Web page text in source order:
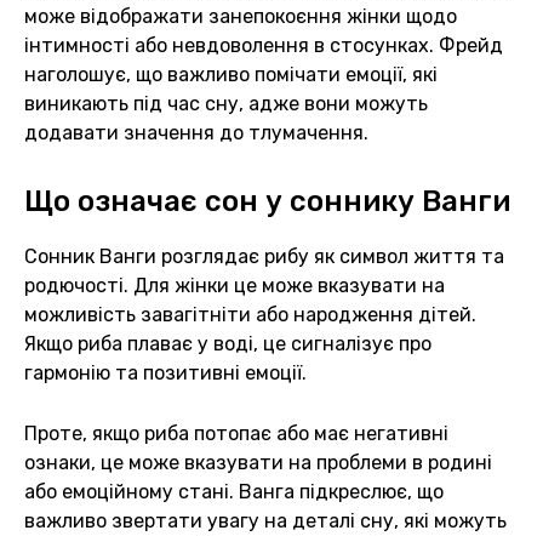
може відображати занепокоєння жінки щодо
інтимності або невдоволення в стосунках. Фрейд
наголошує, що важливо помічати емоції, які
виникають під час сну, адже вони можуть
додавати значення до тлумачення.
Що означає сон у соннику Ванги
Сонник Ванги розглядає рибу як символ життя та
родючості. Для жінки це може вказувати на
можливість завагітніти або народження дітей.
Якщо риба плаває у воді, це сигналізує про
гармонію та позитивні емоції.
Проте, якщо риба потопає або має негативні
ознаки, це може вказувати на проблеми в родині
або емоційному стані. Ванга підкреслює, що
важливо звертати увагу на деталі сну, які можуть